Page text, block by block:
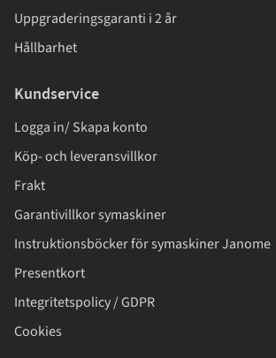
Uppgraderingsgaranti i 2 år
Hållbarhet
Kundservice
Logga in/ Skapa konto
Köp- och leveransvillkor
Frakt
Garantivillkor symaskiner
Instruktionsböcker för symaskiner Janome
Presentkort
Integritetspolicy / GDPR
Cookies